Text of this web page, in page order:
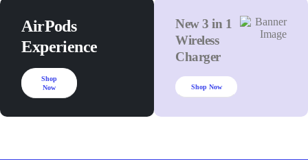
AirPods
Experience
Shop
Now
New 3 in 1
Wireless
Charger
Shop Now